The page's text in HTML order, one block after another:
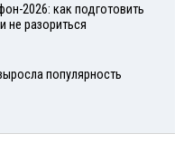
2026: как подготовить
не разориться
популярность